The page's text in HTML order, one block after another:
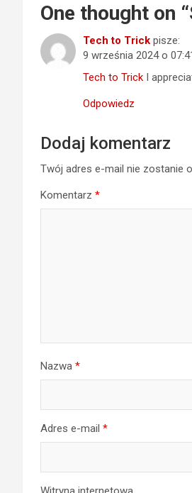
One thought on “
Tech to Trick pisze:
9 września 2024 o
Tech to Trick I
Odpowiedz
Dodaj komentarz
Twój adres e-mail nie zostanie
Komentarz *
Nazwa *
Adres e-mail *